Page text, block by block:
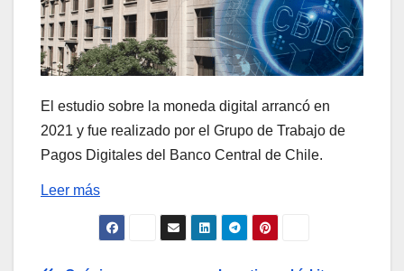
El estudio sobre la moneda digital arrancó en
2021 y fue realizado por el Grupo de Trabajo de
Pagos Digitales del Banco Central de Chile.
Leer más